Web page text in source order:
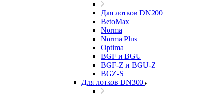
Для лотков DN200
BetoMax
Norma
Norma Plus
Optima
BGF и BGU
BGF-Z и BGU-Z
BGZ-S
Для лотков DN300